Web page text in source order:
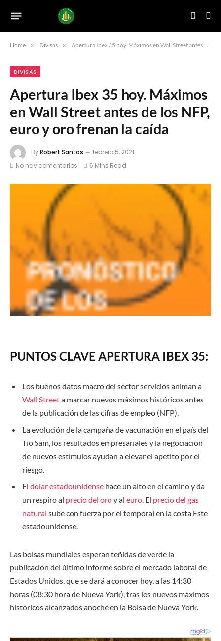
Home » Divisas » Apertura Ibex 35 hoy. Máximos en Wall Street antes de los NFP, euro y oro frenan la caída
DIVISAS
Apertura Ibex 35 hoy. Máximos
en Wall Street antes de los NFP,
euro y oro frenan la caída
ByRobert Santos
febrero 5, 2021
No hay comentarios
6 Mins Read
PUNTOS CLAVE APERTURA IBEX 35:
Los buenos datos macro del sector servicios animan a
Wall Streeta marcar nuevos máximos históricos antes
de la publicación de las cifras de empleo (NFP).
La evolución de la campaña de vacunación en el país del
Tío Sam, los resultados empresariales y la negociación
de nuevos estímulos ayudan a elevar el apetito por el
riesgo.
El dólar estadounidense hace un alto en el camino y da
un respiro al precio del oroy al euro. El precio del gas
natural sube con fuerza por el temporal en la costa Este
estadounidense.
Las bolsas mundiales esperan teñidas de verde la
publicación del último informe sobre el mercado laboral de
Estados Unidos, que se dará a conocer hoy, a las 14:30
horas (08:30 hora de Nueva York), tras los nuevos máximos
históricos alcanzados anoche en la Bolsa de Nueva York.